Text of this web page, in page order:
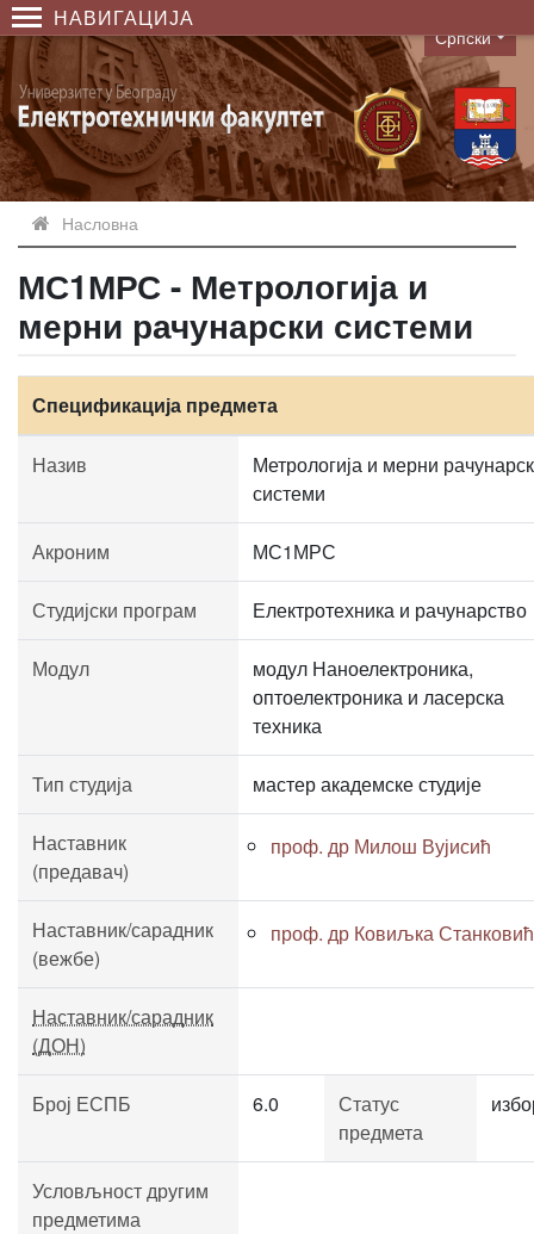
НАВИГАЦИЈА
Language
Српски
Насловна
МС1МРС - Метрологија и
мерни рачунарски системи
Спецификација предмета
Назив
Метрологија и мерни
системи
Акроним МС1МРС
Студијски програм Електротехника и рачунарство
Модул
модул Наноелектроника,
оптоелектроника и ласерска
техника
Тип студија мастер академске студије
Наставник
(предавач)
проф. др Милош Вујисић
Наставник/сарадник
(вежбе)
проф. др Ковиљка Станковић
Наставник/сарадник
(ДОН)
Број ЕСПБ 6.0
Статус
предмета
Условљност другим
предметима